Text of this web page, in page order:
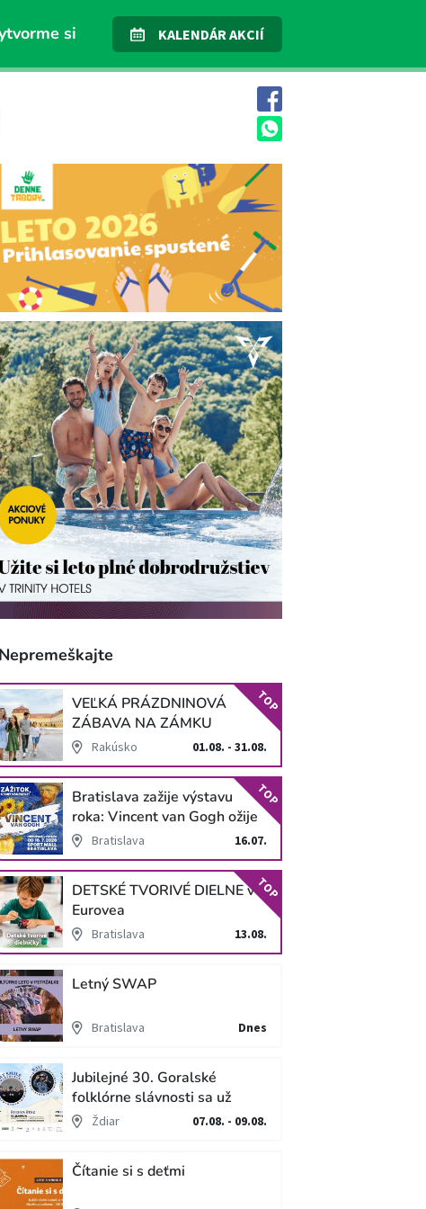
si KALENDÁR AKCIÍ
Nepremeškajte
VEĽKÁ PRÁZDNINOVÁ
ZÁBAVA NA ZÁMKU
SCHLOSS HOF
Rakúsko 01.08. - 31.08.
TOP
Bratislava zažije výstavu
roka: Vincent van Gogh ožije
v unikátnej imerzívnej šou!
Bratislava 16.07.
TOP
DETSKÉ TVORIVÉ DIELNE v
Eurovea
Bratislava 13.08.
TOP
Letný SWAP
Bratislava Dnes
Jubilejné 30. Goralské
folklórne slávnosti sa už
blížiaŽdiar 07.08. - 09.08.
Čítanie si s deťmi